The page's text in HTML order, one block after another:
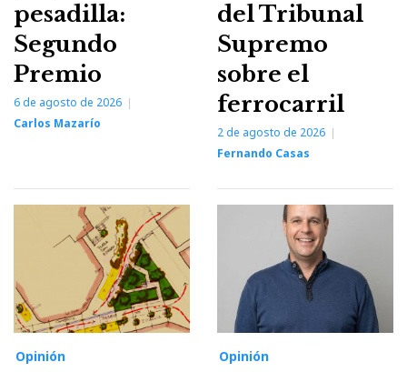
pesadilla:
Segundo
Premio
6 de agosto de 2026
Carlos Mazarío
del Tribunal
Supremo
sobre el
ferrocarril
2 de agosto de 2026
Fernando Casas
Opinión Opinión